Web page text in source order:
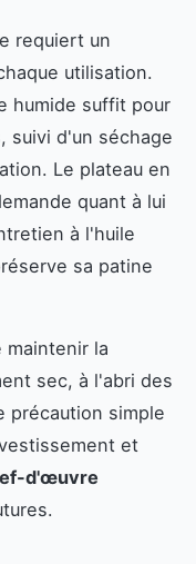
requiert un
utilisation.
humide suffit pour
suivi d'un séchage
Le plateau en
quant à lui
à l'huile
sa patine
maintenir la
sec, à l'abri des
précaution simple
et
d'œuvre